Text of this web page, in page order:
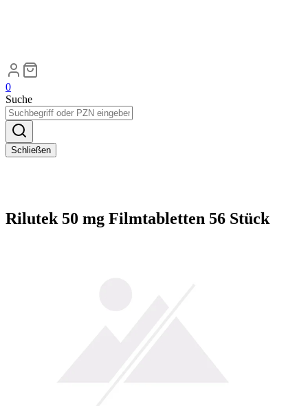
0
Suche
Schließen
Rilutek 50 mg Filmtabletten 56 Stück